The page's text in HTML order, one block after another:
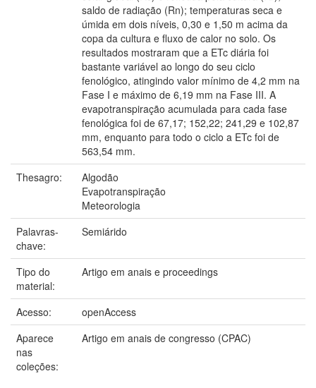
saldo de radiação (Rn); temperaturas seca e
úmida em dois níveis, 0,30 e 1,50 m acima da
copa da cultura e fluxo de calor no solo. Os
resultados mostraram que a ETc diária foi
bastante variável ao longo do seu ciclo
fenológico, atingindo valor mínimo de 4,2 mm na
Fase I e máximo de 6,19 mm na Fase III. A
evapotranspiração acumulada para cada fase
fenológica foi de 67,17; 152,22; 241,29 e 102,87
mm, enquanto para todo o ciclo a ETc foi de
563,54 mm.
Thesagro:
Algodão
Evapotranspiração
Meteorologia
Palavras-
chave:
Semiárido
Tipo do
material:
Artigo em anais e proceedings
Acesso:
openAccess
Aparece
nas
coleções:
Artigo em anais de congresso (CPAC)